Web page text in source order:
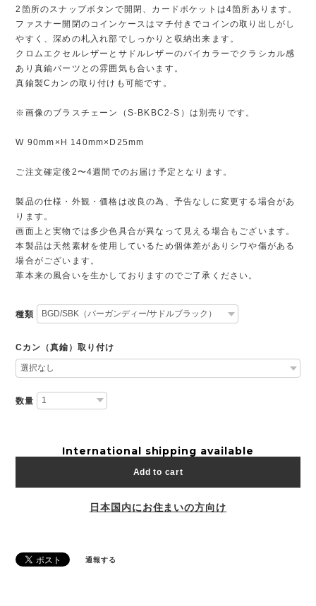
2箇所のスナップボタンで開閉、カードポケットは4箇所あります。
ファスナー開閉のコインケースはマチ付きでコインの取り出しがし
やすく、深めの札入れ部でしっかりと収納出来ます。
クロムエクセルレザーとサドルレザーのバイカラーでクラシカル感
あり真鍮パーツとの雰囲気も合います。
真鍮製Cカンの取り付けも可能です。
※画像のブラスチェーン（S-BKBC2-S）は別売りです。
W 90mm×H 140mm×D25mm
ご注文確定後2〜4週間でのお届け予定となります。
製品の仕様・外観・価格は改良の為、予告なしに変更する場合があ
ります。
画面上と実物では多少色具合が異なって見える場合もございます。
本製品は天然素材を使用しているため個体差がありシワや傷がある
場合がございます。
革本来の風合いを生かしておりますのでご了承ください。
種類
Cカン（真鍮）取り付け
数量
International shipping available
Add to cart
日本国内にお住まいの方向け
通報する